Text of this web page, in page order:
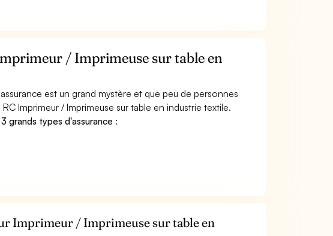
/ Imprimeuse sur table en
est un grand mystère et que peu de personnes
Imprimeur / Imprimeuse sur table en industrie textile.
3 grands types d'assurance :
Imprimeur / Imprimeuse sur table en